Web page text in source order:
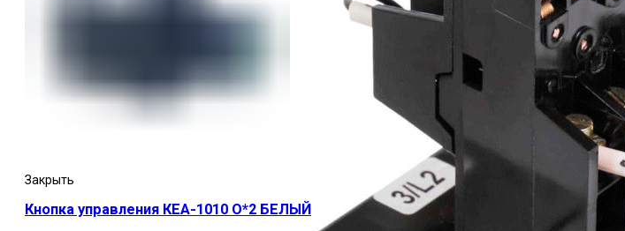
Закрыть
Кнопка управления КЕА-1010 О*2 БЕЛЫЙ